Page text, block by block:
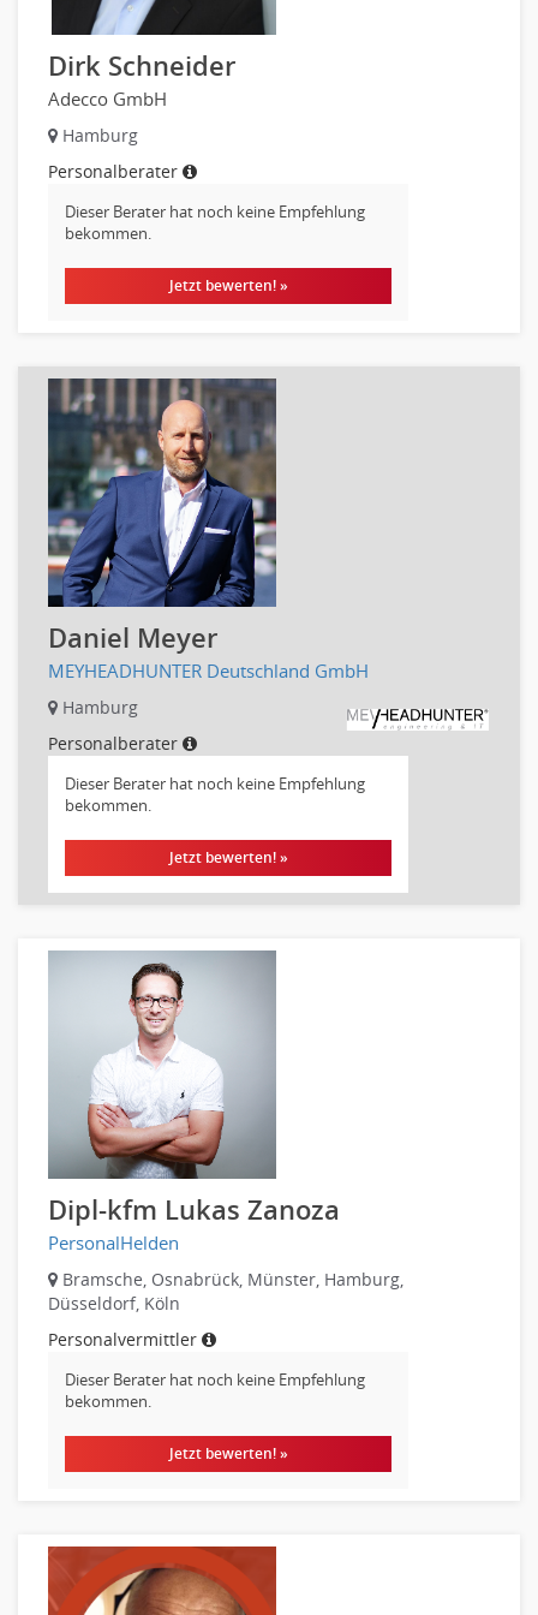
Metallhandwerk
Nahrungsmittelherstellung, -verarbeitung
Raumgestaltung
Reiseverkehr, Touristik
Bauwesen
Energie und Umwelttechnik
Fertigungstechnik
gebaeude-versorgungs-sicherheitstechnik
Kunststofftechnik
Leitung, Teamleitung
Luft- und Raumfahrttechnik
Maschinenbau
Materialwissenschaft
Mechatronik
Medizintechnik
Brandschutz
Prozessmanagement
Qualitätsmanagement
Technische Dokumentation
Technischer Systemplaner, Bauzeichner
Veranstaltungstechnik
Verfahrenstechnik
Technisches Gebäudemanagement (TGM)
Anwendungsadministration
Consulting, Engineering
Data Warehouse, Business Intelligence
Datenbanken
Embedded Systems
Helpdesk
IT Leitung, Teamleitung
Projektmanagement
Qualitätssicherung, Qualitätsprüfung
Softwareentwicklung
Biologie
Biotechnologie
Dirk Schneider
Adecco GmbH
Hamburg
Personalberater
Dieser Berater hat noch keine Empfehlung
bekommen.
Jetzt bewerten! »
Daniel Meyer
MEYHEADHUNTER Deutschland GmbH
Hamburg
Personalberater
Dieser Berater hat noch keine Empfehlung
bekommen.
Jetzt bewerten! »
Dipl-kfm Lukas Zanoza
PersonalHelden
Bramsche, Osnabrück, Münster, Hamburg,
Düsseldorf, Köln
Personalvermittler
Dieser Berater hat noch keine Empfehlung
bekommen.
Jetzt bewerten! »